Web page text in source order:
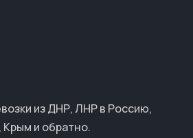
из ДНР, ЛНР в Россию,
и обратно.